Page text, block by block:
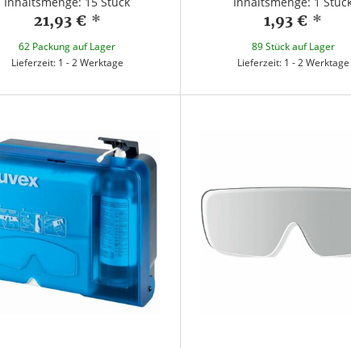
21,93 € *
62 Packung auf Lager
Lieferzeit: 1 - 2 Werktage
1,93 € *
89 Stück auf Lager
Lieferzeit: 1 - 2 Werktage